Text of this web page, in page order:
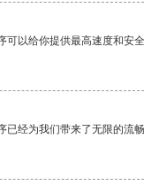
可以给你提供最高速度和安
已经为我们带来了无限的流畅